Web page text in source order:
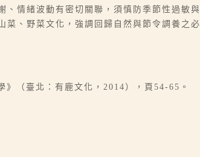
情緒波動有密切關聯，須慎防季節性過敏
、野菜文化，強調回歸自然與節令調養之
（臺北：有鹿文化，2014），頁54-65。